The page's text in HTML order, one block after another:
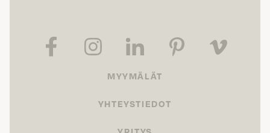
MYYMÄLÄT
YHTEYSTIEDOT